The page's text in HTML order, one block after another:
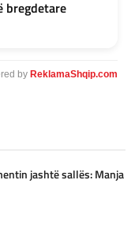
bregdetare
by ReklamaShqip.com
jashtë sallës: Manja